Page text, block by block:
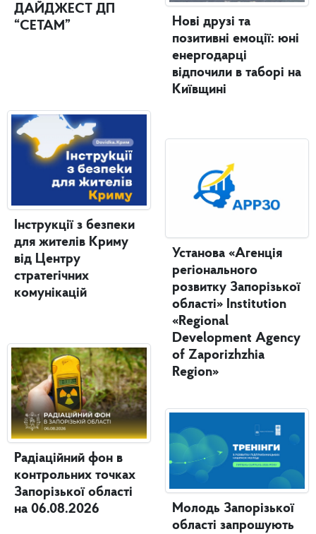
ДАЙДЖЕСТ ДП
“СЕТАМ”
Інструкції з безпеки
для жителів Криму
від Центру
стратегічних
комунікацій
Радіаційний фон в
контрольних точках
Запорізької області
на 06.08.2026
Нові друзі та
позитивні емоції: юні
енергодарці
відпочили в таборі на
Київщині
Установа «Агенція
регіонального
розвитку Запорізької
області» Institution
«Regional
Development Agency
of Zaporizhzhia
Region»
Молодь Запорізької
області запрошують